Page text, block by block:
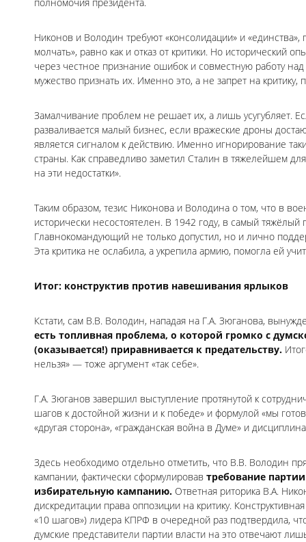
Никонов и Володин требуют «консолидации» и
молчать», равно как и отказ от критики. Но исторический
через честное признание ошибок и совместную работу
мужество признать их. Именно это, а не запрет на
Замалчивание проблем не решает их, а лишь усугубляет.
разваливается малый бизнес, если вражеские дроны
является сигналом к действию. Именно игнорирование
страны. Как справедливо заметил Сталин в тяжелейшем
на эти недостатки».
Таким образом, тезис Никонова и Володина о том, что в
исторически несостоятелен. В 1942 году, в самый
Главнокомандующий не только допустил, но и лично
Эта критика не ослабила, а укрепила армию, помогла ей
Итог: конструктив против навешивания ярлыков
Кстати, сам В.В. Володин, нападая на Г.А. Зюганова,
есть топливная проблема, о которой громко с
(оказывается!) приравнивается к предательству.
нельзя» — тоже аргумент «так себе».
Г.А. Зюганов завершил выступление протянутой к
шагов к достойной жизни и к победе» и формулой «мы
«другая сторона», «гражданская война в Думе» и
Здесь необходимо отдельно отметить, что В.В. Володин
кампании, фактически сформулировав требование
избирательную кампанию. Ответная риторика В.А.
дискредитации права оппозиции на критику.
«10 шагов») лидера КПРФ в очередной раз подтвердила,
думские представители партии власти на это отвечают